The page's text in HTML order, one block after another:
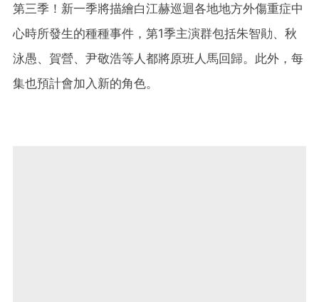
第三季！新一季將描繪白江赫巡迴各地地方外傷重症中
心時所發生的種種事件，第1季主演群包括朱智勛、秋
泳愚、賀營、尹敬浩等人都將原班人馬回歸。此外，每
集也預計會加入新的角色。